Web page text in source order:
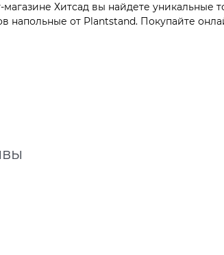
Хитсад вы найдете уникальные
от Plantstand. Покупайте